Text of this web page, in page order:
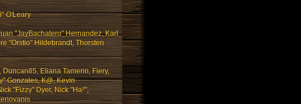
O'Leary
"JayBachatero" Hernandez, Karl
"Orstio" Hildebrandt, Thorsten
Duncan85, Eliana Tamerin, Fiery,
Gonzales, K@, Kevin
"Fizzy" Dyer, Nick "Ha²",